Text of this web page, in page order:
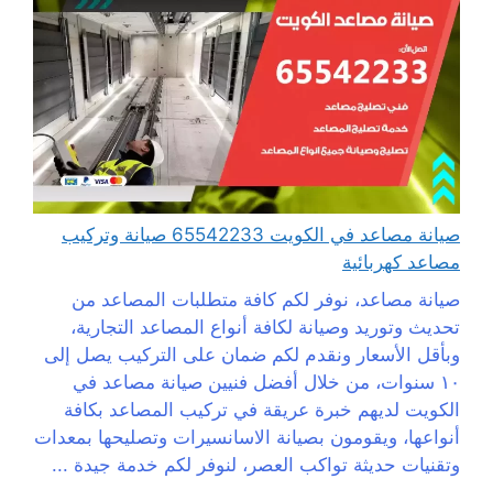
صيانة مصاعد في الكويت 65542233 صيانة وتركيب
مصاعد كهربائية
صيانة مصاعد، نوفر لكم كافة متطلبات المصاعد من
تحديث وتوريد وصيانة لكافة أنواع المصاعد التجارية،
وبأقل الأسعار ونقدم لكم ضمان على التركيب يصل إلى
١٠ سنوات، من خلال أفضل فنيين صيانة مصاعد في
الكويت لديهم خبرة عريقة في تركيب المصاعد بكافة
أنواعها، ويقومون بصيانة الاسانسيرات وتصليحها بمعدات
وتقنيات حديثة تواكب العصر، لنوفر لكم خدمة جيدة ...